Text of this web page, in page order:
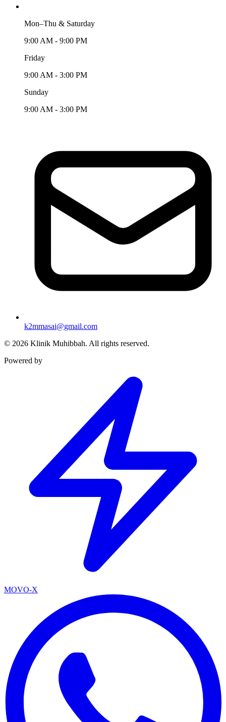
Mon–Thu & Saturday
9:00 AM - 9:00 PM
Friday
9:00 AM - 3:00 PM
Sunday
9:00 AM - 3:00 PM
k2mmasai@gmail.com
© 2026 Klinik Muhibbah. All rights reserved.
Powered by
MOVO-X